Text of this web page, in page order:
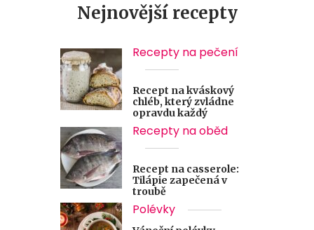
Nejnovější recepty
Recepty na pečení
Recept na kváskový
chléb, který zvládne
opravdu každý
Recepty na oběd
Recept na casserole:
Tilápie zapečená v
troubě
Polévky